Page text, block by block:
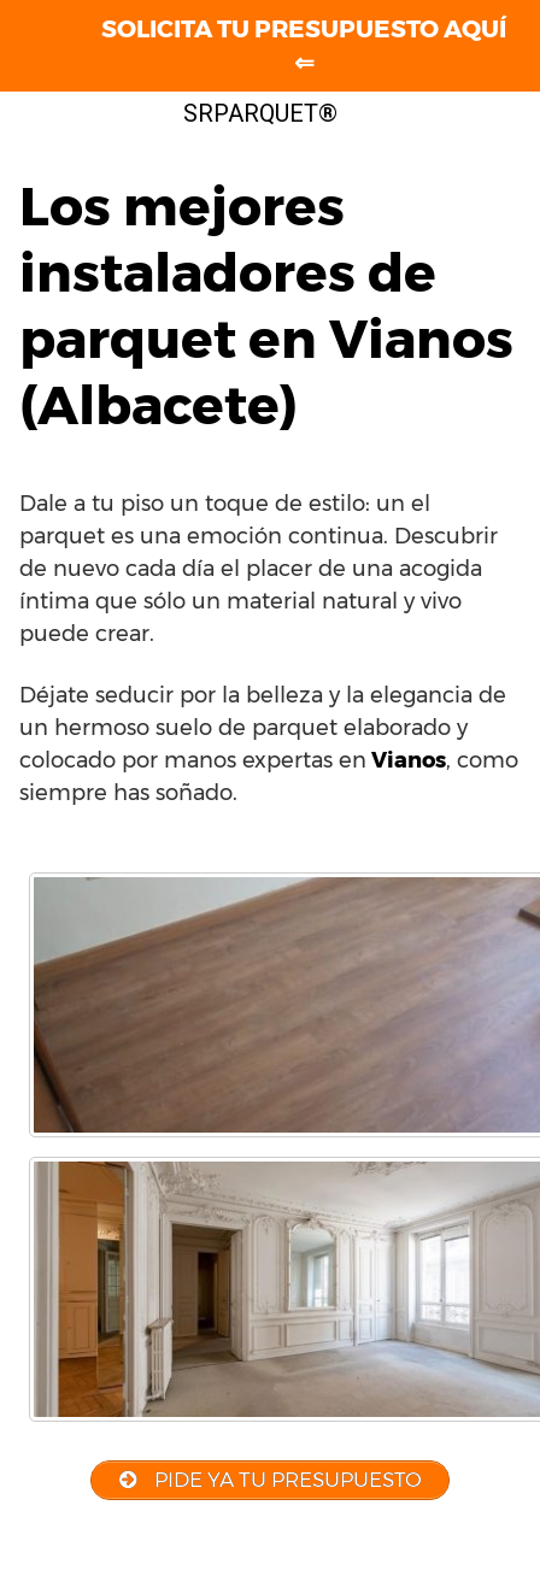
SRPARQUET®
Los mejores
instaladores de
parquet en Vianos
(Albacete)
Dale a tu piso un toque de estilo: un el
parquet es una emoción continua. Descubrir
de nuevo cada día el placer de una acogida
íntima que sólo un material natural y vivo
puede crear.
Déjate seducir por la belleza y la elegancia de
un hermoso suelo de parquet elaborado y
colocado por manos expertas en Vianos, como
siempre has soñado.
PIDE YA TU PRESUPUESTO
SOLICITA TU PRESUPUESTO AQUÍ
⇐